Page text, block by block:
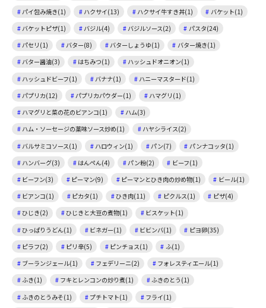
パイ包み焼き(1)
ハクサイ(13) ハクサイ牛すき丼(1)
バケット(1)
バケットピザ(1)
バジル(4) バジルソース(2)
パスタ(24)
パセリ(1)
バター(8) バターしょうゆ(1)
バター焼き(1)
バター醤油(3)
はちみつ(1)
ハッシュドオニオン(1)
ハッシュドビーフ(1)
バナナ(1)
ハニーマスタード(1)
パプリカ(12)
パプリカパウダー(1)
ハマグリ(1)
ハマグリと菜の花のビアンコ(1)
ハム(3)
ハム・ソーセージの薬味ソース炒め(1)
ハヤシライス(2)
バルサミコソース(1)
ハロウィン(1) パン(7)
パンナコッタ(1)
ハンバーグ(3)
はんぺん(4) パン粉(2)
ビーフ(1)
ビーフン(3)
ピーマン(9) ピーマンとひき肉の炒め物(1)
ビール(1)
ビアンコ(1)
ピカタ(1) ひき肉(11) ピクルス(1)
ピザ(4)
ひじき(2)
ひじきと大豆の煮物(1)
ビスケット(1)
ひっぱりうどん(1)
ビネガー(1) ビビンバ(1)
ピヨ卵(35)
ピラフ(2)
ピリ辛(5) ピンチョス(1)
ふ(1)
ブーランジェール(1)
フェデリーニ(2)
フォレスティエール(1)
ふき(1)
フキとレンコンの炒り煮(1)
ふきのとう(1)
ふきのとうみそ(1)
プチトマト(1)
フライ(1)